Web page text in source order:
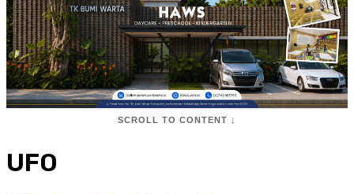
SCROLL TO CONTENT ↓
UFO